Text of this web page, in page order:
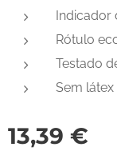
Indicador
Rótulo
Testado
Sem
13,39 €